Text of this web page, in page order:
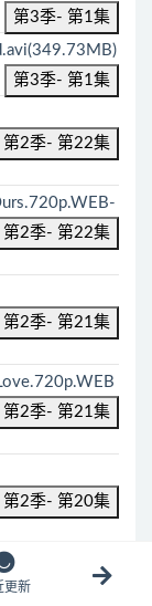
第3季- 第1集
第3季- 第1集
第2季- 第22集
第2季- 第22集
第2季- 第21集
第2季- 第21集
第2季- 第20集
第2季- 第20集
更新